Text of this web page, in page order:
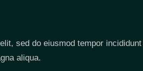
sed do eiusmod tempor incididunt
aliqua.